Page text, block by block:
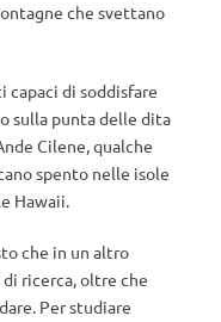
che svettano
capaci di soddisfare
sulla punta delle dita
Cilene, qualche
spento nelle isole
Hawaii.
che in un altro
ricerca, oltre che
Per studiare